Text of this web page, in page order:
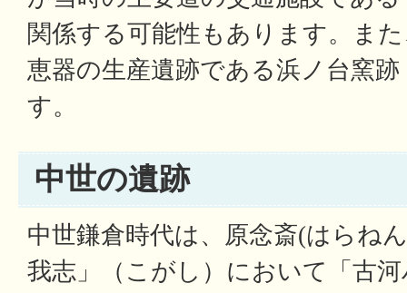
関係する可能性もあります。ま
恵器の生産遺跡である浜ノ台窯
す。
中世の遺跡
中世鎌倉時代は、原念斎(はらね
我志」（こがし）において「古